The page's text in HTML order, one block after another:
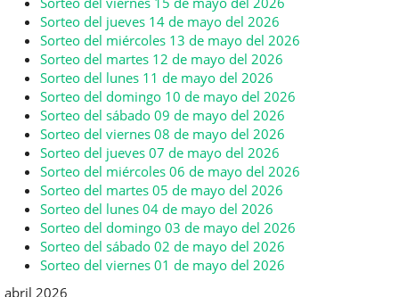
Sorteo del jueves 14 de mayo del 2026
Sorteo del miércoles 13 de mayo del 2026
Sorteo del martes 12 de mayo del 2026
Sorteo del lunes 11 de mayo del 2026
Sorteo del domingo 10 de mayo del 2026
Sorteo del sábado 09 de mayo del 2026
Sorteo del viernes 08 de mayo del 2026
Sorteo del jueves 07 de mayo del 2026
Sorteo del miércoles 06 de mayo del 2026
Sorteo del martes 05 de mayo del 2026
Sorteo del lunes 04 de mayo del 2026
Sorteo del domingo 03 de mayo del 2026
Sorteo del sábado 02 de mayo del 2026
Sorteo del viernes 01 de mayo del 2026
abril 2026